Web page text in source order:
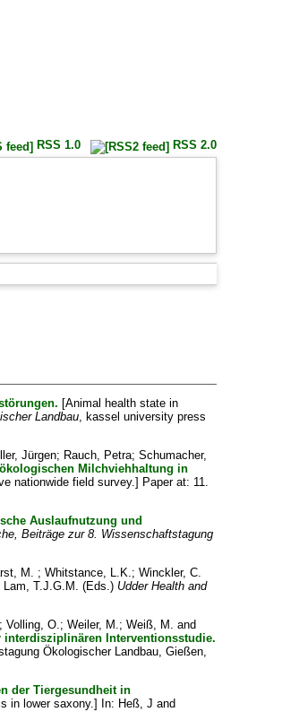
RSS 1.0 RSS 2.0
[Animal health state in
Landbau, kassel university press
Jürgen; Rauch, Petra; Schumacher,
Milchviehhaltung in
nationwide field survey.] Paper at: 11.
Auslaufnutzung und
Beiträge zur 8. Wissenschaftstagung
M. ; Whitstance, L.K.; Winckler, C.
Lam, T.J.G.M. (Eds.) Udder Health and
; Volling, O.; Weiler, M.; Weiß, M. and
interdisziplinären Interventionsstudie.
Ökologischer Landbau, Gießen,
der Tiergesundheit in
in lower saxony.] In: Heß, J and